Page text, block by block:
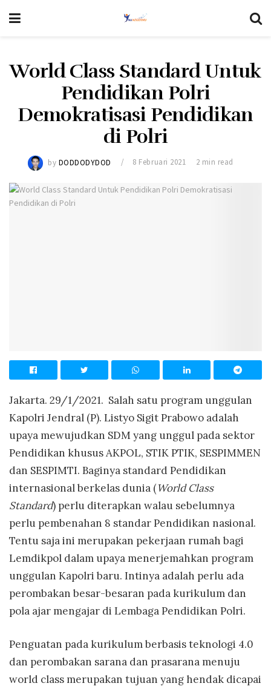
World Class Standard Untuk
Pendidikan Polri
Demokratisasi Pendidikan
di Polri
by DODDODYDOD 8 Februari 2021 2 min read
Jakarta. 29/1/2021. Salah satu program unggulan
Kapolri Jendral (P). Listyo Sigit Prabowo adalah
upaya mewujudkan SDM yang unggul pada sektor
Pendidikan khusus AKPOL, STIK PTIK, SESPIMMEN
dan SESPIMTI. Baginya standard Pendidikan
internasional berkelas dunia (World Class
Standard) perlu diterapkan walau sebelumnya
perlu pembenahan 8 standar Pendidikan nasional.
Tentu saja ini merupakan pekerjaan rumah bagi
Lemdikpol dalam upaya menerjemahkan program
unggulan Kapolri baru. Intinya adalah perlu ada
perombakan besar-besaran pada kurikulum dan
pola ajar mengajar di Lembaga Pendidikan Polri.
Penguatan pada kurikulum berbasis teknologi 4.0
dan perombakan sarana dan prasarana menuju
world class merupakan tujuan yang hendak dicapai